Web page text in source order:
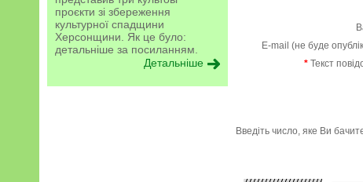
проєкти зі збереження
культурної спадщини
Херсонщини. Як це було:
детальніше за посиланням.
Детальніше
E-mail (не буде
* Текст
Введіть число, яке Ви